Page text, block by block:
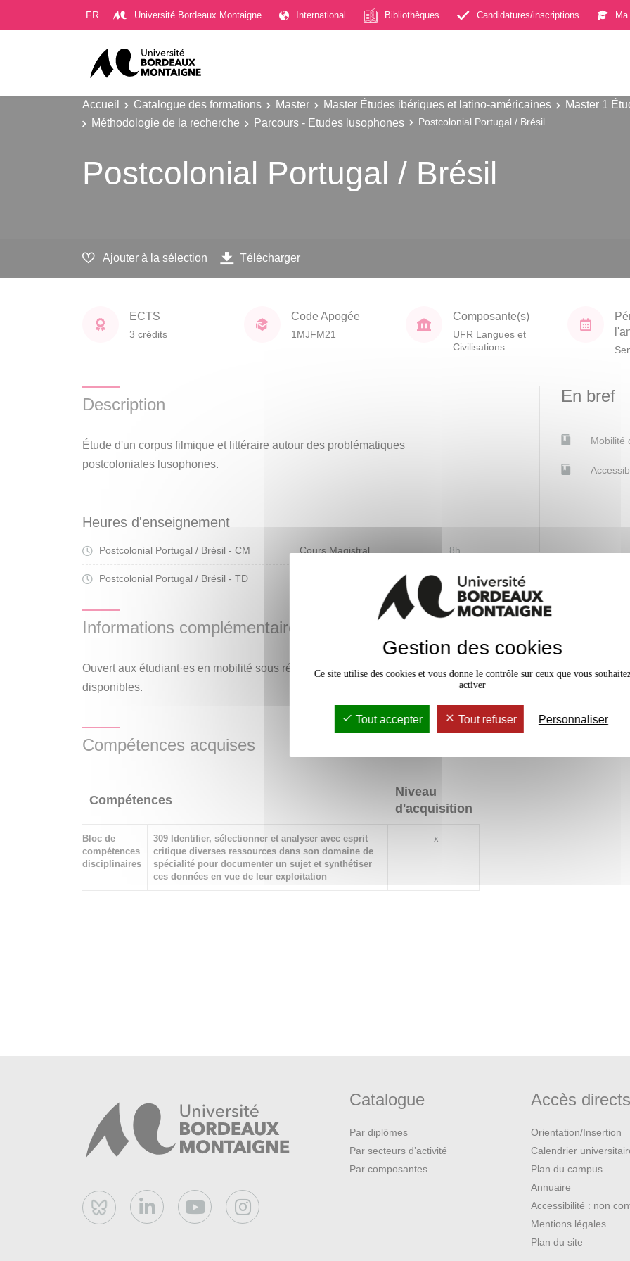
FR Université Bordeaux Montaigne International Bibliothèques Candidatures/inscriptions Ma
Accueil Catalogue des formations Master Master Études ibériques et latino-américaines
Master 1
Méthodologie de la recherche
Parcours - Etudes lusophones Postcolonial Portugal / Brésil
Postcolonial Portugal / Brésil
Ajouter à la sélection Télécharger
ECTS
3 crédits
Code Apogée
1MJFM21
Composante(s)
UFR Langues et
Civilisations
Description
Étude d'un corpus filmique et littéraire autour des problématiques
postcoloniales lusophones.
Heures d'enseignement
Postcolonial Portugal / Brésil - CM Cours Magistral 8h
Postcolonial Portugal / Brésil - TD 8h
Informations complémentaires
Ouvert aux étudiant·es en mobilité sous réserve du nombre de places
disponibles.
Compétences acquises
Compétences
Niveau
d'acquisition
Bloc de
compétences
disciplinaires
309 Identifier, sélectionner et analyser avec esprit
critique diverses ressources dans son domaine de
spécialité pour documenter un sujet et synthétiser
ces données en vue de leur exploitation
x
En bref
Mobilité
Bluesky
Catalogue
Par diplômes
Par secteurs d’activité
Par composantes
Accès
Orientation/Insertion
Calendrier
Plan du campus
Annuaire
Accessibilité : non
Mentions légales
Plan du site
Gestion des cookies
Ce site utilise des cookies et vous donne le contrôle sur ceux que vous
activer
Tout accepter Tout refuser Personnaliser